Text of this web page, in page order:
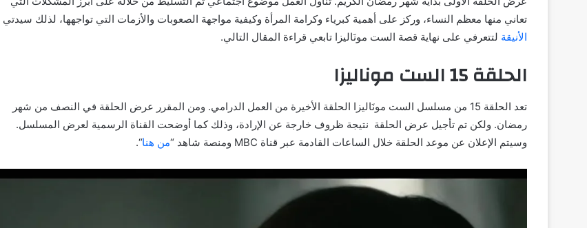
تعاني منها معظم النساء، وركز على أهمية كبرياء وكرامة المرأة وكيفية مواجهة الصعوبات والأزمات التي تواجهها، لذلك سيدتي
الأنيقة لتتعرفي على نهاية قصة الست مونَاليزا تابعي قراءة المقال التالي.
الحلقة 15 الست موناليزا
تعد الحلقة 15 من مسلسل الست مونَاليزا الحلقة الأخيرة من العمل الدرامي. ومن المقرر عرض الحلقة في النصف من شهر
رمضان. ولكن تم تأجيل عرض الحلقة نتيجة ظروف خارجة عن الإرادة، وذلك كما أوضحت القناة الرسمية لعرض المسلسل.
وسيتم الإعلان عن موعد الحلقة خلال الساعات القادمة عبر قناة MBC ومنصة شاهد “
من هنا“.